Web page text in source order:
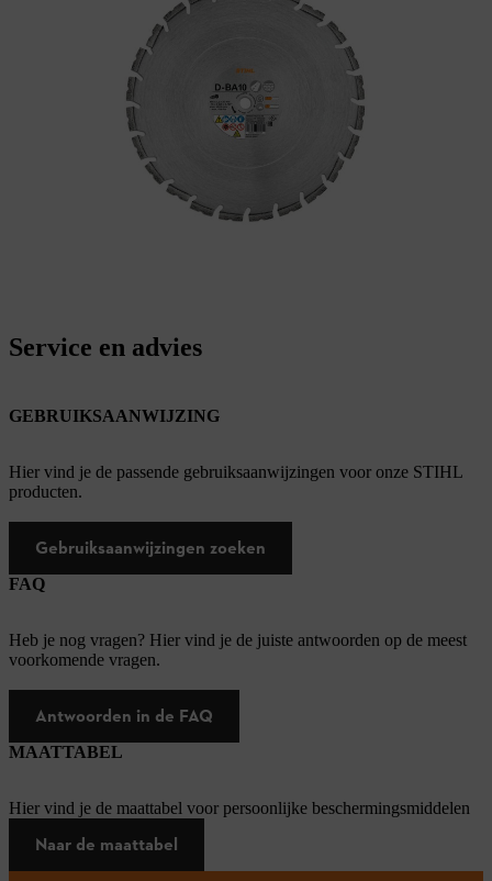
Service en advies
GEBRUIKSAANWIJZING
Hier vind je de passende gebruiksaanwijzingen voor onze STIHL
producten.
Gebruiksaanwijzingen zoeken
FAQ
Heb je nog vragen? Hier vind je de juiste antwoorden op de meest
voorkomende vragen.
Antwoorden in de FAQ
MAATTABEL
Hier vind je de maattabel voor persoonlijke beschermingsmiddelen
Naar de maattabel